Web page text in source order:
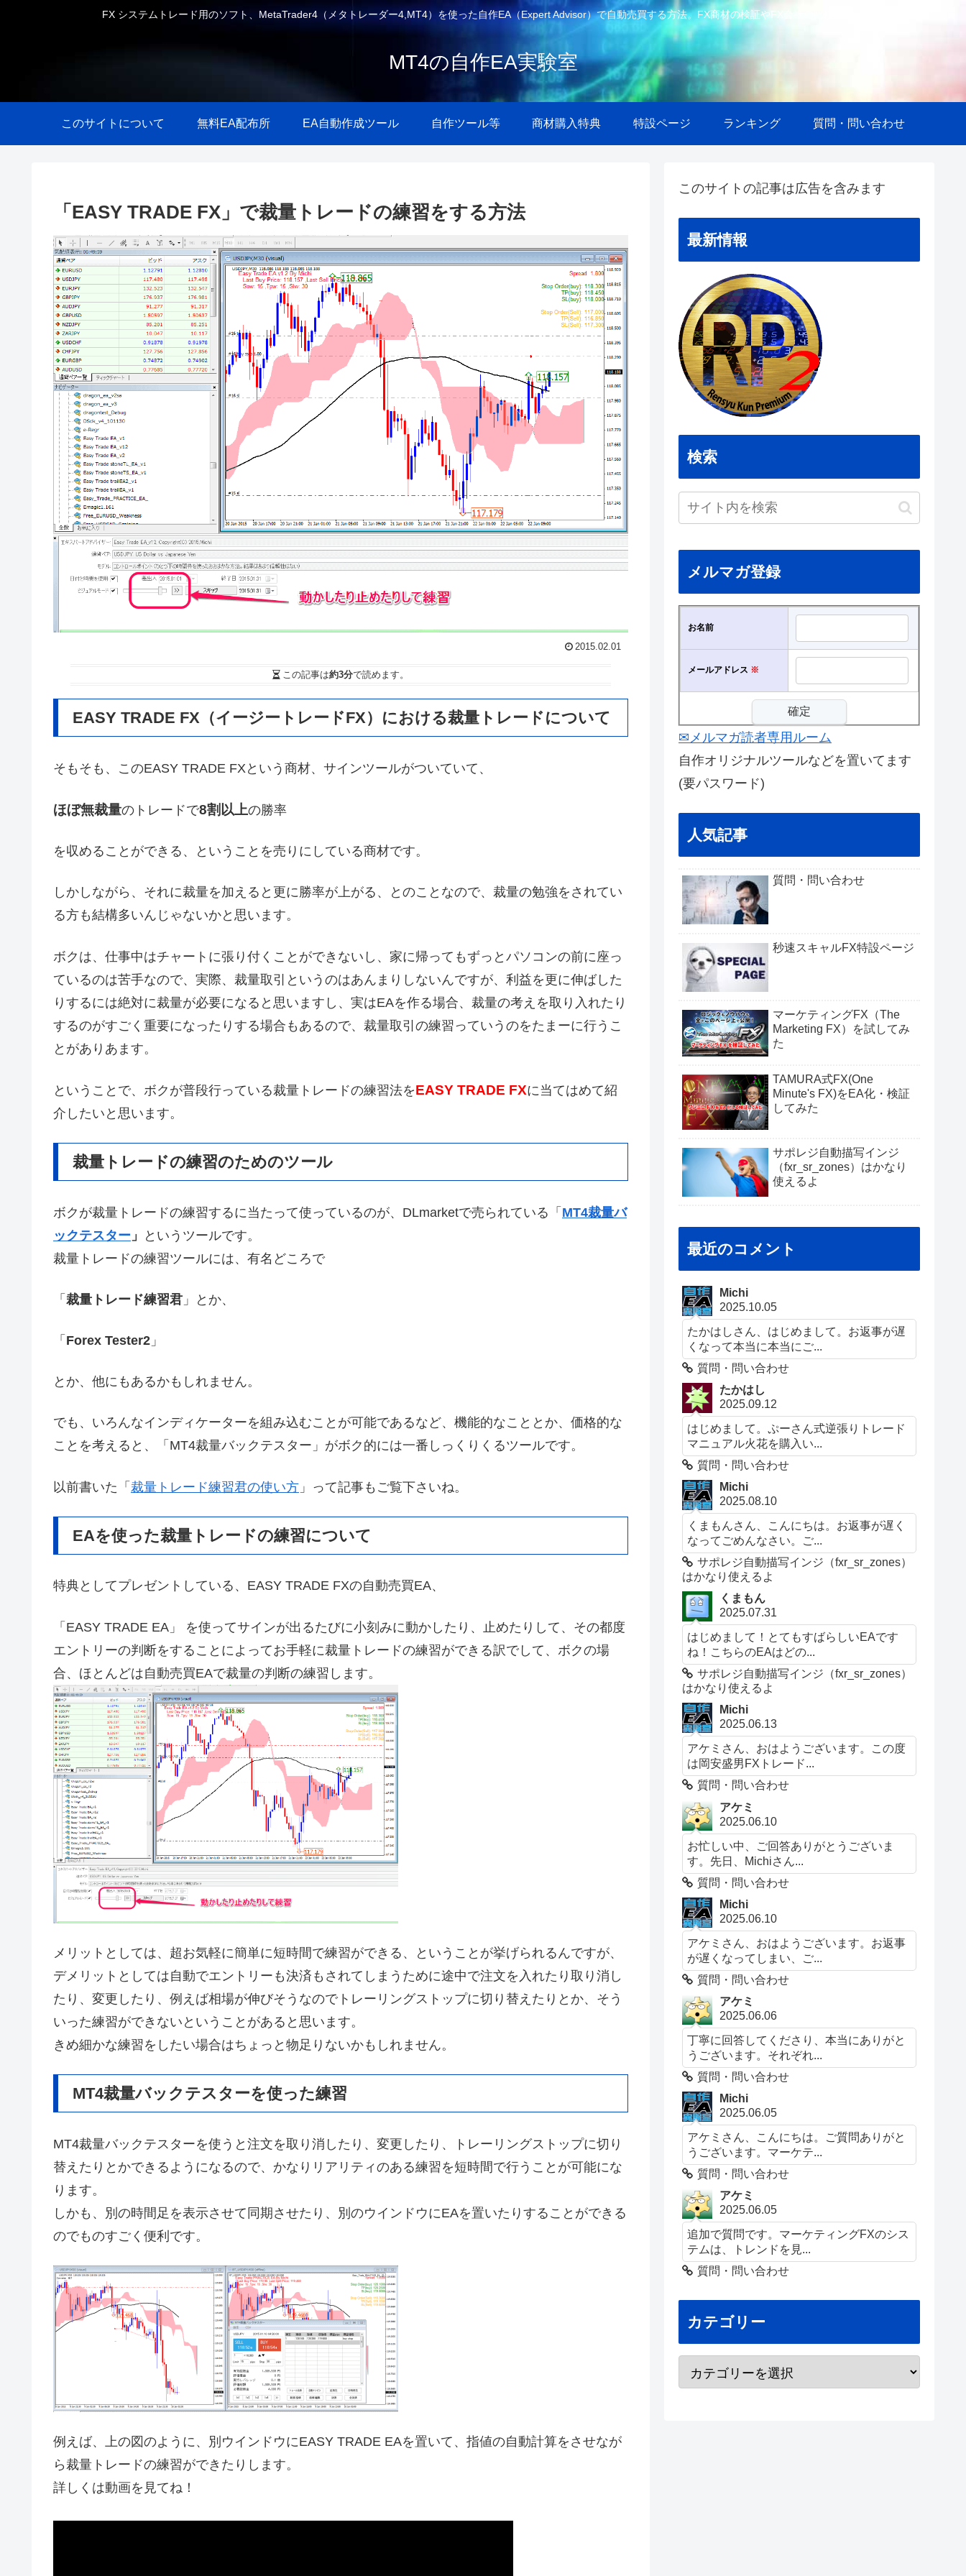
FX システムトレード用のソフト、MetaTrader4（メタトレーダー4,MT4）を使った自作EA（Expert Advisor）で自動売買する方法。FX商材の検証やFX会社の比較等も。
MT4の自作EA実験室
このサイトについて 無料EA配布所 EA自動作成ツール 自作ツール等 商材購入特典 特設ページ ランキング 質問・問い合わせ
「EASY TRADE FX」で裁量トレードの練習をする方法
2015.02.01
この記事は約3分で読めます。
EASY TRADE FX（イージートレードFX）における裁量トレードについて
そもそも、このEASY TRADE FXという商材、サインツールがついていて、
ほぼ無裁量のトレードで8割以上の勝率
を収めることができる、ということを売りにしている商材です。
しかしながら、それに裁量を加えると更に勝率が上がる、とのことなので、裁量の勉強をされてい
る方も結構多いんじゃないかと思います。
ボクは、仕事中はチャートに張り付くことができないし、家に帰ってもずっとパソコンの前に座っ
ているのは苦手なので、実際、裁量取引というのはあんまりしないんですが、利益を更に伸ばした
りするには絶対に裁量が必要になると思いますし、実はEAを作る場合、裁量の考えを取り入れたり
するのがすごく重要になったりする場合もあるので、裁量取引の練習っていうのをたまーに行うこ
とがありあます。
ということで、ボクが普段行っている裁量トレードの練習法をEASY TRADE FXに当てはめて紹
介したいと思います。
裁量トレードの練習のためのツール
ボクが裁量トレードの練習するに当たって使っているのが、DLmarketで売られている「 MT4裁量バ
ックテスター 」
というツールです。
裁量トレードの練習ツールには、有名どころで
「 裁量トレード練習君 」とか、
「 Forex Tester2 」
とか、他にもあるかもしれません。
でも、いろんなインディケーターを組み込むことが可能であるなど、機能的なこととか、価格的な
ことを考えると、「MT4裁量バックテスター」がボク的には一番しっくりくるツールです。
以前書いた「 裁量トレード練習君の使い方 」って記事もご覧下さいね。
EAを使った裁量トレードの練習について
特典としてプレゼントしている、EASY TRADE FXの自動売買EA、
「EASY TRADE EA」 を使ってサインが出るたびに小刻みに動かしたり、止めたりして、その都度
エントリーの判断をすることによってお手軽に裁量トレードの練習ができる訳でして、ボクの場
合、ほとんどは自動売買EAで裁量の判断の練習します。
メリットとしては、超お気軽に簡単に短時間で練習ができる、ということが挙げられるんですが、
デメリットとしては自動でエントリーも決済もされてしまうために途中で注文を入れたり取り消し
たり、変更したり、例えば相場が伸びそうなのでトレーリングストップに切り替えたりとか、そう
いった練習ができないということがあると思います。
きめ細かな練習をしたい場合はちょっと物足りないかもしれません。
MT4裁量バックテスターを使った練習
MT4裁量バックテスターを使うと注文を取り消したり、変更したり、トレーリングストップに切り
替えたりとかできるようになるので、かなりリアリティのある練習を短時間で行うことが可能にな
ります。
しかも、別の時間足を表示させて同期させたり、別のウインドウにEAを置いたりすることができる
のでものすごく便利です。
例えば、上の図のように、別ウインドウにEASY TRADE EAを置いて、指値の自動計算をさせなが
ら裁量トレードの練習ができたりします。
詳しくは動画を見てね！
このサイトの記事は広告を含みます
最新情報
検索
メルマガ登録
お名前
メールアドレス ※
✉メルマガ読者専用ルーム
自作オリジナルツールなどを置いてます
(要パスワード)
人気記事
質問・問い合わせ
秒速スキャルFX特設ページ
マーケティングFX（The
Marketing FX）を試してみ
た
TAMURA式FX(One
Minute's FX)をEA化・検証
してみた
サポレジ自動描写インジ
（fxr_sr_zones）はかなり
使えるよ
最近のコメント
Michi
2025.10.05
たかはしさん、はじめまして。お返事が遅
くなって本当に本当にご...
質問・問い合わせ
たかはし
2025.09.12
はじめまして。ぷーさん式逆張りトレード
マニュアル火花を購入い...
質問・問い合わせ
Michi
2025.08.10
くまもんさん、こんにちは。お返事が遅く
なってごめんなさい。ご...
サポレジ自動描写インジ（fxr_sr_zones）
はかなり使えるよ
くまもん
2025.07.31
はじめまして！とてもすばらしいEAです
ね！こちらのEAはどの...
サポレジ自動描写インジ（fxr_sr_zones）
はかなり使えるよ
Michi
2025.06.13
アケミさん、おはようございます。この度
は岡安盛男FXトレード...
質問・問い合わせ
アケミ
2025.06.10
お忙しい中、ご回答ありがとうございま
す。先日、Michiさん...
質問・問い合わせ
Michi
2025.06.10
アケミさん、おはようございます。お返事
が遅くなってしまい、ご...
質問・問い合わせ
アケミ
2025.06.06
丁寧に回答してくださり、本当にありがと
うございます。それぞれ...
質問・問い合わせ
Michi
2025.06.05
アケミさん、こんにちは。ご質問ありがと
うございます。マーケテ...
質問・問い合わせ
アケミ
2025.06.05
追加で質問です。マーケティングFXのシス
テムは、トレンドを見...
質問・問い合わせ
カテゴリー